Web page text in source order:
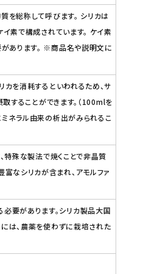
を総称して呼びます。 シリカは
素で構成されています。 ケイ素
あります。 ※商品名や説明文に
を消耗するといわれるため、サ
することができます。（100mlを
ネラル由来の析出がみられるこ
殊な製法で焼くことで非晶質
なシリカが含まれ、アモルファ
要があります。シリカ製品大国
には、農薬を使わずに栽培された